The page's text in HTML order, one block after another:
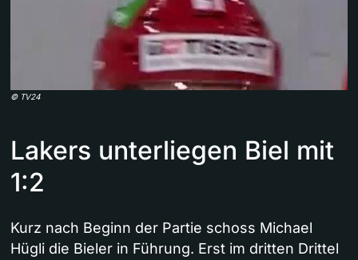
© TV24
Lakers unterliegen Biel mit
1:2
Kurz nach Beginn der Partie schoss Michael
Hügli die Bieler in Führung. Erst im dritten Drittel